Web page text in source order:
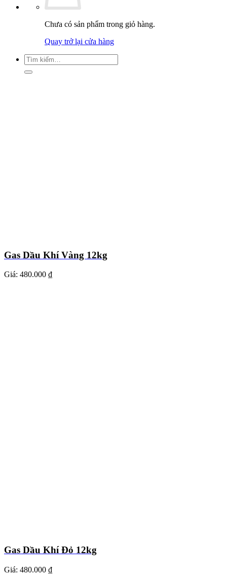
Chưa có sản phẩm trong giỏ hàng.
Quay trở lại cửa hàng
Tìm
kiếm:
Gas Dầu Khí Vàng 12kg
Giá: 480.000 ₫
Gas Dầu Khí Đỏ 12kg
Giá: 480.000 ₫